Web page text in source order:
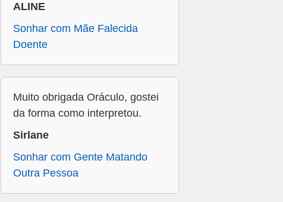
ALINE
Sonhar com Mãe Falecida
Doente
Muito obrigada Oráculo, gostei
da forma como interpretou.
Sirlane
Sonhar com Gente Matando
Outra Pessoa